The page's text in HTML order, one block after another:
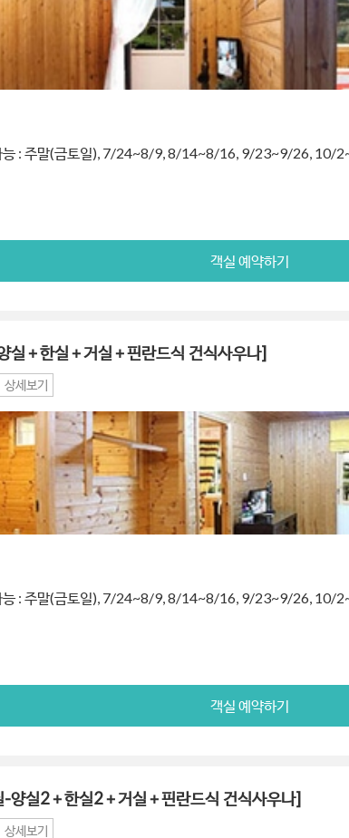
능 : 주말(금토일), 7/24~8/9, 8/14~8/16, 9/23~9/26,
객실 예약하기
실＋한실＋거실＋핀란드식 건식사우나]
상세보기
능 : 주말(금토일), 7/24~8/9, 8/14~8/16, 9/23~9/26,
객실 예약하기
양실2＋한실2＋거실＋핀란드식 건식사우나]
상세보기